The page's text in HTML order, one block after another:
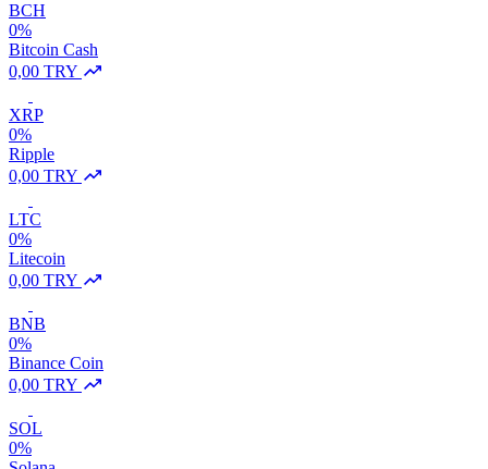
BCH
0%
Bitcoin Cash
0,00 TRY
XRP
0%
Ripple
0,00 TRY
LTC
0%
Litecoin
0,00 TRY
BNB
0%
Binance Coin
0,00 TRY
SOL
0%